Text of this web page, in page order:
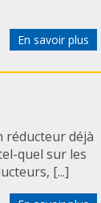
En savoir plus
réducteur déjà
quel sur les
[...]